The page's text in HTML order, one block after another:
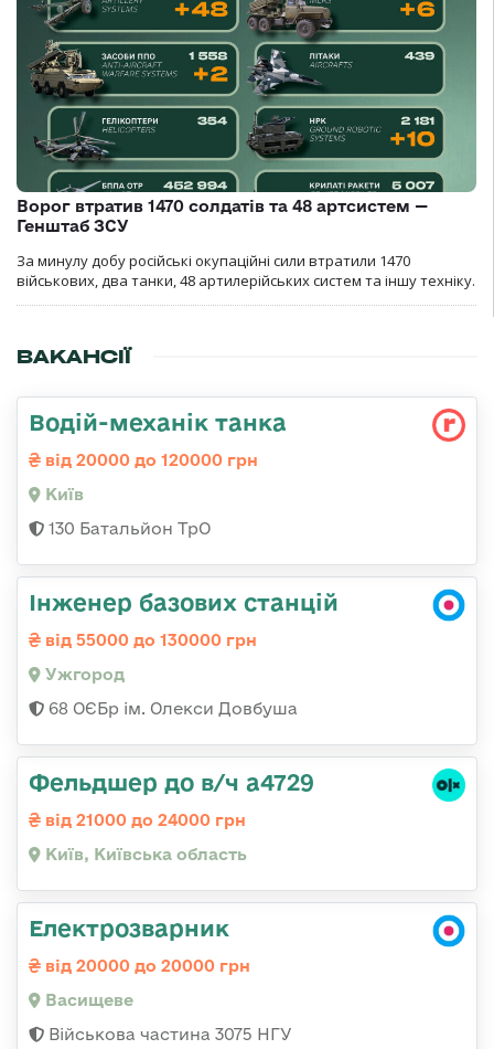
Ворог втратив 1470 солдатів та 48 артсистем —
Генштаб ЗСУ
За минулу добу російські окупаційні сили втратили 1470
військових, два танки, 48 артилерійських систем та іншу техніку.
ВАКАНСІЇ
Водій-механік танка
від 20000 до 120000 грн
Київ
130 Батальйон ТрО
Інженер базових станцій
від 55000 до 130000 грн
Ужгород
68 ОЄБр ім. Олекси Довбуша
Фельдшер до в/ч а4729
від 21000 до 24000 грн
Київ, Київська область
Електрозварник
від 20000 до 20000 грн
Васищеве
Військова частина 3075 НГУ